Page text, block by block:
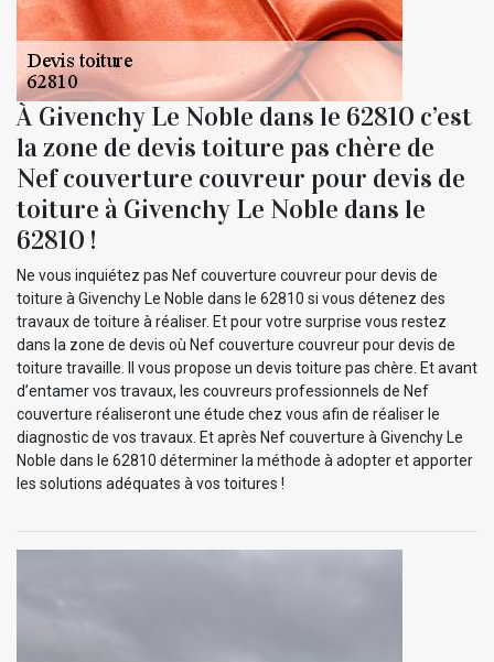
À Givenchy Le Noble dans le 62810 c’est
la zone de devis toiture pas chère de
Nef couverture couvreur pour devis de
toiture à Givenchy Le Noble dans le
62810 !
Ne vous inquiétez pas Nef couverture couvreur pour devis de
toiture à Givenchy Le Noble dans le 62810 si vous détenez des
travaux de toiture à réaliser. Et pour votre surprise vous restez
dans la zone de devis où Nef couverture couvreur pour devis de
toiture travaille. Il vous propose un devis toiture pas chère. Et avant
d’entamer vos travaux, les couvreurs professionnels de Nef
couverture réaliseront une étude chez vous afin de réaliser le
diagnostic de vos travaux. Et après Nef couverture à Givenchy Le
Noble dans le 62810 déterminer la méthode à adopter et apporter
les solutions adéquates à vos toitures !